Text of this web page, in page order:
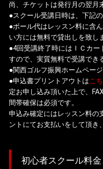
尚、チケットは発行月の翌月
●スクール受講日時は、下記
●ボール代はレッスン料に含
い方には無料で貸出しを致し
●4回受講終了時にはＩＣカー
すので、実質無料で受講でき
●関西ゴルフ振興ホームペー
●申込書プリントアウトはこ
定お申し込み頂いた上で、
間帯確保は必須です。
申込み確定にはレッスン料の
ントにてお支払いをして頂き
初心者スクール料